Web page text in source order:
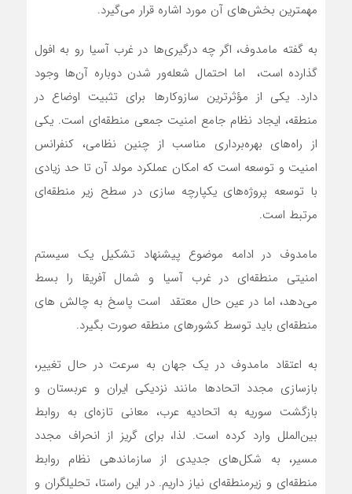
مهمترین بخش‌های آن مورد اشاره قرار می‌گیرد.
به گفته مامدوف، اگر چه درگیری‌ها در غرب آسیا رو به افول
گذارده است، اما احتمال شعله‌ور شدن دوباره آن‌ها وجود
دارد. یکی از مؤثرترین سازوکارها برای تثبیت اوضاع در
منطقه، ایجاد نظام جامع امنیت جمعی منطقه‌ای است. یکی
از راه‌های بهره‌برداری مناسب از چنین نظامی، کنفرانس
امنیت و توسعه است که امکان عملکرد مولد آن تا حد زیادی
با توسعه پروژه‌های یکپارچه سازی در سطح زیر منطقه‌ای
مرتبط است.
مامدوف در ادامه موضوع پیشنهاد تشکیل یک سیستم
امنیتی منطقه‌ای در غرب آسیا و شمال آفریقا را بسط
می‌دهد، اما در عین حال معتقد است پاسخ به چالش های
منطقه‌ای باید توسط کشورهای منطقه صورت بگیرد.
به اعتقاد مامدوف در یک جهان به سرعت در حال تغییر،
بازسازی مجدد اتحادها مانند نزدیکی ایران و عربستان و
بازگشت سوریه به اتحادیه عرب، معانی تازه‌ای به روابط
بین‌الملل وارد کرده است. لذا، برای گریز از انحراف مجدد
مسیر، به شکل‌های جدیدی از سازماندهی نظام روابط
منطقه‌ای و زیرمنطقه‌ای نیاز داریم. در این راستا، تحلیلگران و